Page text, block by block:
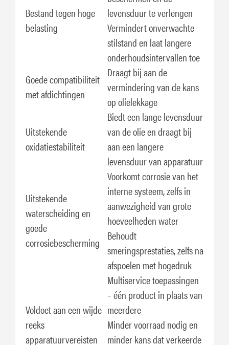
Bestand tegen hoge
belasting
levensduur te verlengen
Vermindert onverwachte
stilstand en laat langere
onderhoudsintervallen toe
Goede compatibiliteit
met afdichtingen
Draagt bij aan de
vermindering van de kans
op olielekkage
Uitstekende
oxidatiestabiliteit
Biedt een lange levensduur
van de olie en draagt bij
aan een langere
levensduur van apparatuur
Uitstekende
waterscheiding en
goede
corrosiebescherming
Voorkomt corrosie van het
interne systeem, zelfs in
aanwezigheid van grote
hoeveelheden water
Behoudt
smeringsprestaties, zelfs na
afspoelen met hogedruk
Voldoet aan een wijde
reeks
apparatuurvereisten
Multiservice toepassingen
– één product in plaats van
meerdere
Minder voorraad nodig en
minder kans dat verkeerde